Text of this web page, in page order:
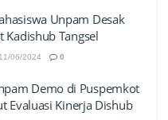
Unpam Desak
Kadishub Tangsel
11/06/2024 0
Demo di Puspemkot
Evaluasi Kinerja Dishub